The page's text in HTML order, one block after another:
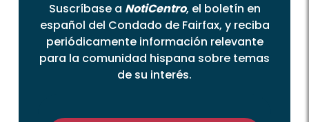
Suscríbase a NotiCentro, el boletín en
español del Condado de Fairfax, y reciba
periódicamente información relevante
para la comunidad hispana sobre temas
de su interés.